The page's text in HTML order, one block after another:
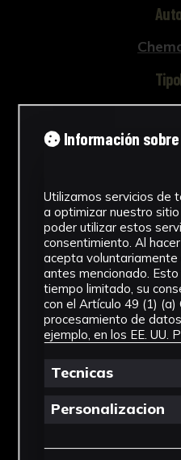
Ver
Información
Utilizamos servicios de
a optimizar nuestro
poder utilizar estos
consentimiento. Al
acepta
antes mencionado.
tiempo limitado, su
con el Artículo 49 (1) (a)
procesamiento de
ejemplo, en los EE. UU.
Tecnicas
Personalizacion